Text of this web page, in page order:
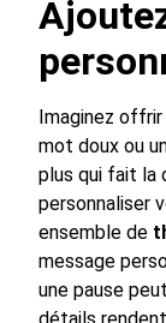
Imaginez
mot doux ou
plus qui fait la
personnaliser
ensemble de
message
une pause